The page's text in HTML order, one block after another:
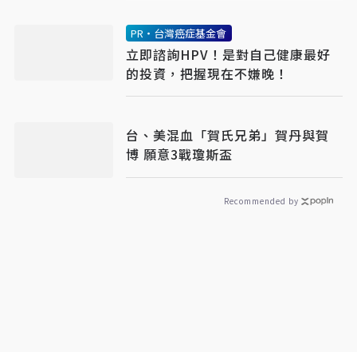
PR・台灣癌症基金會
立即諮詢HPV！是對自己健康最好
的投資，把握現在不嫌晚！
台、美混血「賀氏兄弟」賀丹與賀
博 願意3戰瓊斯盃
Recommended by